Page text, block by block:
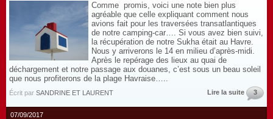
Comme promis, voici une note bien plus
agréable que celle expliquant comment nous
avions fait pour les traversées transatlantiques
de notre camping-car…. Si vous avez bien suivi,
la récupération de notre Sukha était au Havre.
Nous y arriverons le 14 en milieu d’après-midi.
Après le repérage des lieux au quai de
déchargement et notre passage aux douanes, c’est sous un beau soleil
que nous profiterons de la plage Havraise…..
Écrit par SANDRINE ET LAURENT Lire la suite 3
07/09/2017